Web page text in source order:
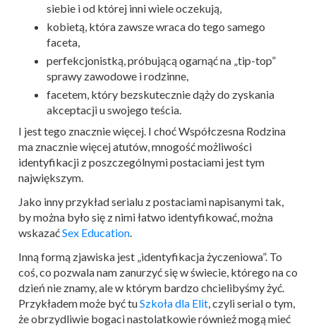
siebie i od której inni wiele oczekują,
kobietą, która zawsze wraca do tego samego
faceta,
perfekcjonistką, próbującą ogarnąć na „tip-top”
sprawy zawodowe i rodzinne,
facetem, który bezskutecznie dąży do zyskania
akceptacji u swojego teścia.
I jest tego znacznie więcej. I choć Współczesna Rodzina
ma znacznie więcej atutów, mnogość możliwości
identyfikacji z poszczególnymi postaciami jest tym
największym.
Jako inny przykład serialu z postaciami napisanymi tak,
by można było się z nimi łatwo identyfikować, można
wskazaćSex Education.
Inną formą zjawiska jest „identyfikacja życzeniowa”. To
coś, co pozwala nam zanurzyć się w świecie, którego na co
dzień nie znamy, ale w którym bardzo chcielibyśmy żyć.
Przykładem może być tuSzkoła dla Elit, czyli serial o tym,
że obrzydliwie bogaci nastolatkowie również mogą mieć